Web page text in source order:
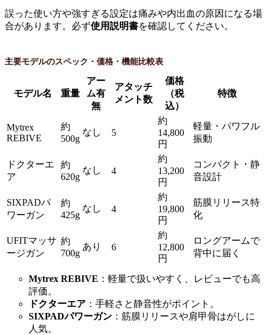
誤った使い方や強すぎる設定は痛みや内出血の原因になる場
合があります。必ず使用説明書を確認してください。
主要モデルのスペック・価格・機能比較表
モデル名 重量
アー
ム有
無
アタッチ
メント数
価格
（税
込）
特徴
Mytrex
REBIVE
約
500g
なし 5
約
14,800
円
軽量・パワフル
振動
ドクターエ
ア
約
620g
なし 4
約
13,200
円
コンパクト・静
音設計
SIXPADパ
ワーガン
約
425g
なし 4
約
19,800
円
筋膜リリース特
化
UFITマッサ
ージガン
約
700g
あり 6
約
12,800
円
ロングアームで
背中に届く
Mytrex REBIVE ：軽量で扱いやすく、レビューでも高
評価。
ドクターエア ：手軽さと静音性がポイント。
SIXPADパワーガン ：筋膜リリースや肩甲骨はがしに
人気。